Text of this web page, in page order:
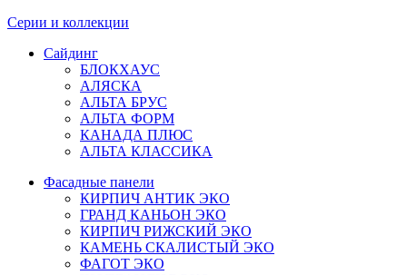
Серии и коллекции
Сайдинг
БЛОКХАУС
АЛЯСКА
АЛЬТА БРУС
АЛЬТА ФОРМ
КАНАДА ПЛЮС
АЛЬТА КЛАССИКА
Фасадные панели
КИРПИЧ АНТИК ЭКО
ГРАНД КАНЬОН ЭКО
КИРПИЧ РИЖСКИЙ ЭКО
КАМЕНЬ СКАЛИСТЫЙ ЭКО
ФАГОТ ЭКО